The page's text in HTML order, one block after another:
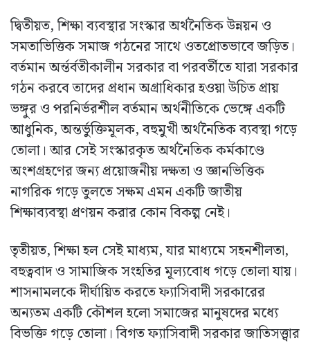
দ্বিতীয়ত, শিক্ষা ব্যবস্থার সংস্কার অর্থনৈতিক উন্নয়ন ও
সমতাভিত্তিক সমাজ গঠনের সাথে ওতপ্রোতভাবে জড়িত।
বর্তমান অর্ন্তর্বতীকালীন সরকার বা পরবর্তীতে যারা সরকার
গঠন করবে তাদের প্রধান অগ্রাধিকার হওয়া উচিত প্রায়
ভঙ্গুর ও পরনির্ভরশীল বর্তমান অর্থনীতিকে ভেঙ্গে একটি
আধুনিক, অন্তর্ভুক্তিমূলক, বহুমুখী অর্থনৈতিক ব্যবস্থা গড়ে
তোলা। আর সেই সংস্কারকৃত অর্থনৈতিক কর্মকাণ্ডে
অংশগ্রহণের জন্য প্রয়োজনীয় দক্ষতা ও জ্ঞানভিত্তিক
নাগরিক গড়ে তুলতে সক্ষম এমন একটি জাতীয়
শিক্ষাব্যবস্থা প্রণয়ন করার কোন বিকল্প নেই।
তৃতীয়ত, শিক্ষা হল সেই মাধ্যম, যার মাধ্যমে সহনশীলতা,
বহুত্ববাদ ও সামাজিক সংহতির মূল্যবোধ গড়ে তোলা যায়।
শাসনামলকে দীর্ঘায়িত করতে ফ্যাসিবাদী সরকারের
অন্যতম একটি কৌশল হলো সমাজের মানুষদের মধ্যে
বিভক্তি গড়ে তোলা। বিগত ফ্যাসিবাদী সরকার জাতিসত্ত্বার